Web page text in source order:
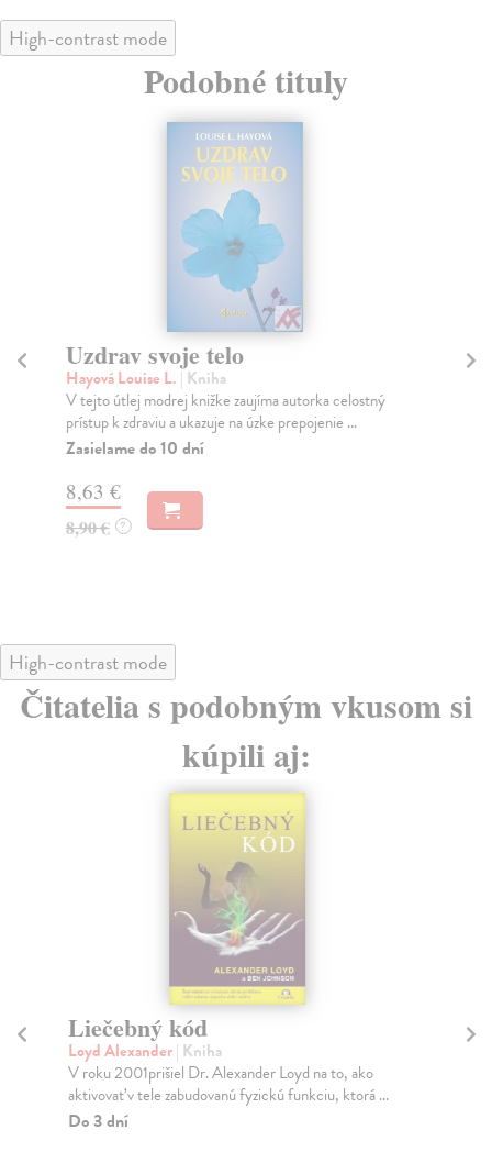
High-contrast mode
Podobné tituly
Uzdrav svoje telo
Hayová Louise L. | Kniha
V tejto útlej modrej knižke zaujíma autorka celostný
prístup k zdraviu a ukazuje na úzke prepojenie ...
Zasielame do 10 dní
8,63 €
8,90 € ?
High-contrast mode
Čitatelia s podobným vkusom si
kúpili aj:
Liečebný kód
Loyd Alexander| Kniha
V roku 2001prišiel Dr. Alexander Loyd na to, ako
aktivovať v tele zabudovanú fyzickú funkciu, ktorá ...
Do 3 dní